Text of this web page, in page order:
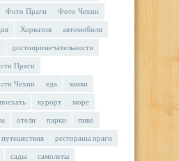
Фото Праги Фото Чехии
Хорватия автомобили
достопримечательности
Праги
Чехии еда замки
курорт море
отели парки пиво
путешествия рестораны праги
сады самолеты